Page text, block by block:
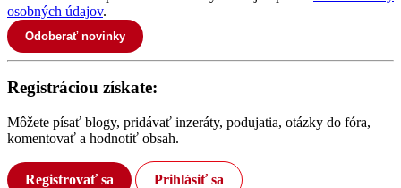
osobných údajov.
Odoberať novinky
Registráciou získate:
Môžete písať blogy, pridávať inzeráty, podujatia, otázky do fóra,
komentovať a hodnotiť obsah.
Registrovať sa Prihlásiť sa